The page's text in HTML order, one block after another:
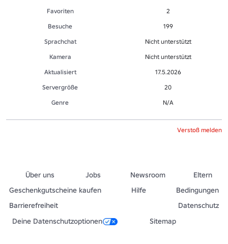
Favoriten
2
Besuche
199
Sprachchat
Nicht unterstützt
Kamera
Nicht unterstützt
Aktualisiert
17.5.2026
Servergröße
20
Genre
N/A
Verstoß melden
Über uns Jobs Newsroom
Eltern
Geschenkgutscheine kaufen
Hilfe
Bedingungen
Barrierefreiheit
Datenschutz
Deine Datenschutzoptionen
Sitemap